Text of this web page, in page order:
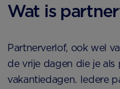
Wat is
Partnerverlof, ook wel
de vrije dagen die je
vakantiedagen. Iedere